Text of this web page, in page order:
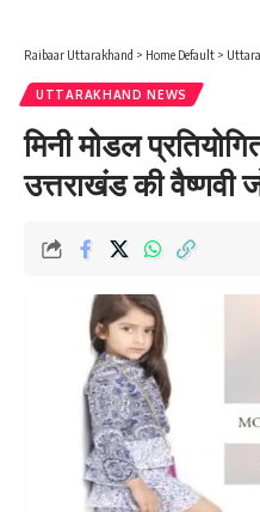
Raibaar Uttarakhand > Home Default >
UTTARAKHAND NEWS
मिनी मोडल
उत्तराखंड की वैष्णवी